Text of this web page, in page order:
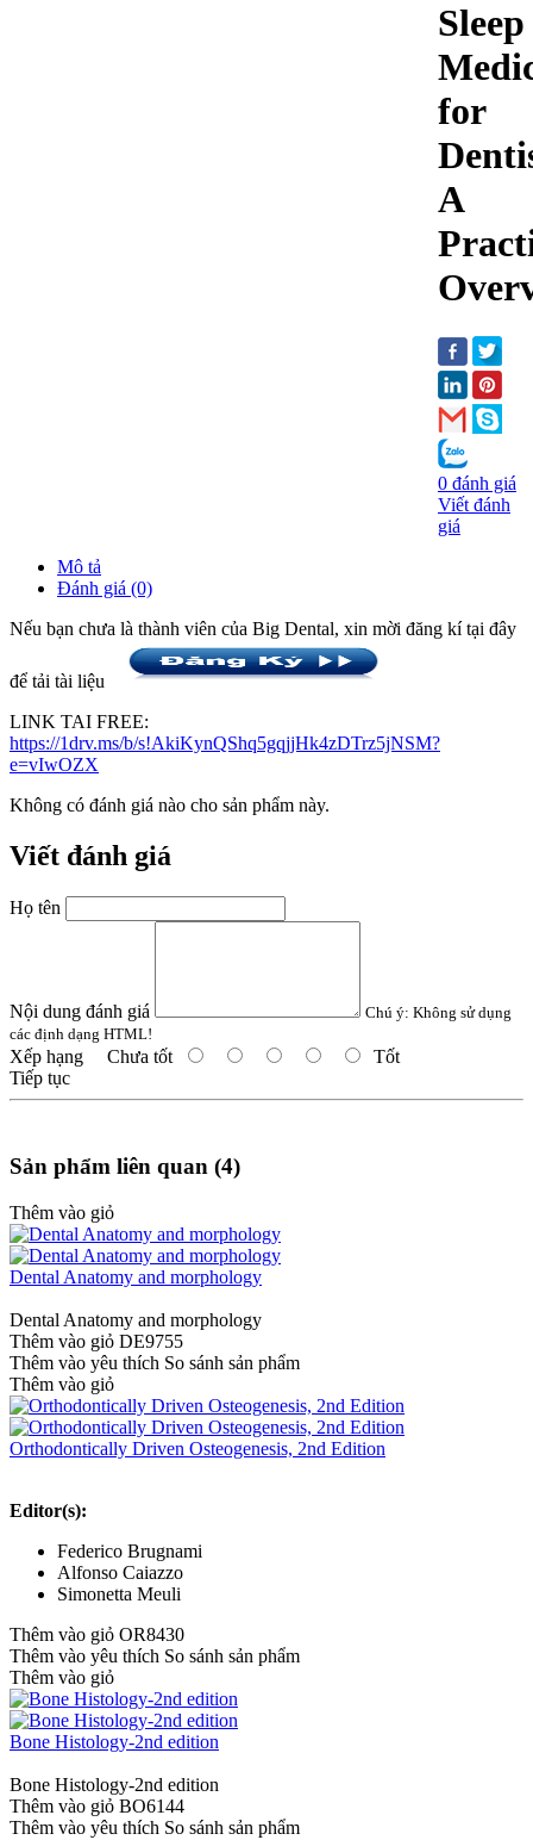
Sleep
for
A
0 đánh giá
Viết đánh
giá
Mô tả
Đánh giá (0)
Nếu bạn chưa là thành viên của Big Dental, xin mời đăng kí tại đây
để tải tài liệu
LINK TAI FREE:
https://1drv.ms/b/s!AkiKynQShq5gqjjHk4zDTrz5jNSM?
e=vIwOZX
Không có đánh giá nào cho sản phẩm này.
Viết đánh giá
Họ tên
Nội dung đánh giá Chú ý: Không sử dụng
các định dạng HTML!
Xếp hạng Chưa tốt
Tốt
Tiếp tục
Sản phẩm liên quan (4)
Thêm vào giỏ
Dental Anatomy and morphology
Dental Anatomy and morphology
Thêm vào giỏ DE9755
Thêm vào yêu thích So sánh sản phẩm
Thêm vào giỏ
Orthodontically Driven Osteogenesis, 2nd Edition
Editor(s):
Federico Brugnami
Alfonso Caiazzo
Simonetta Meuli
Thêm vào giỏ OR8430
Thêm vào yêu thích So sánh sản phẩm
Thêm vào giỏ
Bone Histology-2nd edition
Bone Histology-2nd edition
Thêm vào giỏ BO6144
Thêm vào yêu thích So sánh sản phẩm